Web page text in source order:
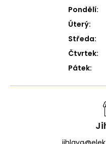
Pondělí:
Úterý:
Středa:
Čtvrtek:
Pátek: